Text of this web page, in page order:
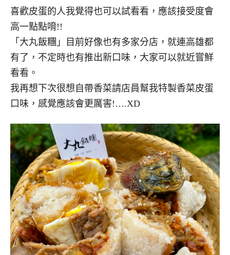
喜歡皮蛋的人我覺得也可以試看看，應該接受度會
高一點點唷!!
「大丸飯糰」目前好像也有多家分店，就連高雄都
有了，不定時也有推出新口味，大家可以就近嘗鮮
看看。
我再想下次很想自帶香菜請店員幫我特製香菜皮蛋
口味，感覺應該會更厲害!….XD